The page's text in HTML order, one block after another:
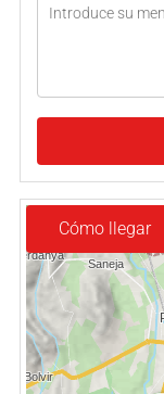
Cómo llegar